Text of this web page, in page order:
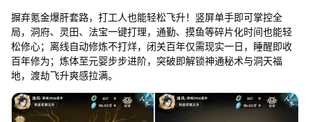
摒弃氪金爆肝套路，打工人也能轻松飞升！竖屏单手即可掌控全
局，洞府、灵田、法宝一键打理，通勤、摸鱼等碎片化时间也能轻
松修心；离线自动修炼不打烊，闭关百年仅需现实一日，睡醒即收
百年修为；炼体至元婴步步进阶，突破即解锁神通秘术与洞天福
地，渡劫飞升爽感拉满。